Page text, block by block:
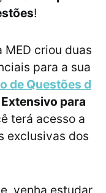
!
MED criou duas
para a sua
de Questões d
para
terá acesso a
exclusivas dos
venha estudar